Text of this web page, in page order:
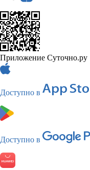
Приложение Суточно.ру
Доступно в
Доступно в